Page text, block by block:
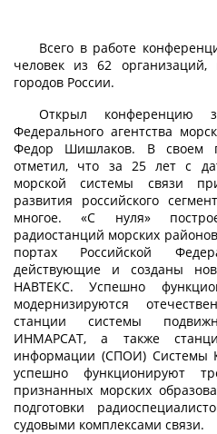
Всего в работе
человек из 62
городов России.
Открыл конференцию
Федерального агентства
Федор Шишлаков. В своем
отметил, что за 25 лет с
морской системы связи
развития российского
многое. «С нуля»
радиостанций морских
портах Российской
действующие и созданы
НАВТЕКС. Успешно
модернизируются
станции системы
ИНМАРСАТ, а также
информации (СПОИ) Системы
успешно функционируют
признанных морских
подготовки
судовыми комплексами связи.